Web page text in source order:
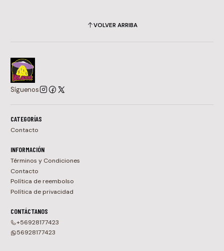
VOLVER ARRIBA
Síguenos
CATEGORÍAS
Contacto
INFORMACIÓN
Términos y Condiciones
Contacto
Política de reembolso
Política de privacidad
CONTÁCTANOS
+56928177423
56928177423